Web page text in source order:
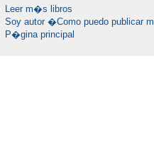
Leer m�s libros
Soy autor �Como puedo publicar
P�gina principal